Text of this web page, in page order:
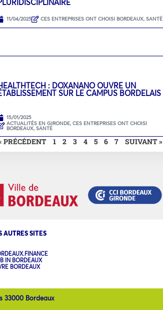
11/04/2025 CES ENTREPRISES ONT CHOISI BORDEAUX,SANTÉ
: DOXANANO OUVRE UN
SUR LE CAMPUS BORDELAIS
15/01/2025
ACTUALITÉS EN GIRONDE,CES ENTREPRISES ONT CHOISI
BORDEAUX,SANTÉ
PRÉCÉDENT 1 2 3 4 5 6 7 SUIVANT »
AUTRES SITES
IN BORDEAUX
BORDEAUX
33000 Bordeaux